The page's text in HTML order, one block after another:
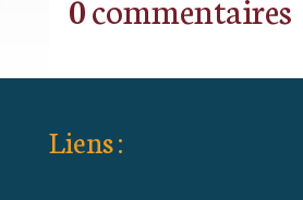
Liens :